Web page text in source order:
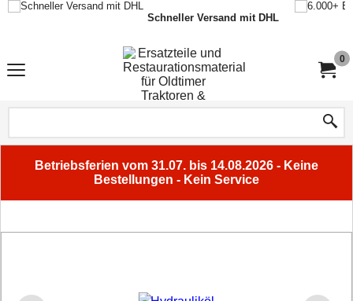
Schneller Versand mit DHL
0
Betriebsferien vom 31.07. bis 14.08.2026 - Keine
Bestellungen - Kein Service